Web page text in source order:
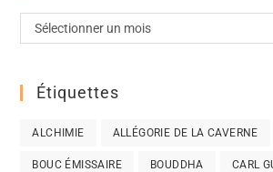
Sélectionner un mois
Étiquettes
ALCHIMIE ALLÉGORIE DE LA CAVERNE
BOUC ÉMISSAIRE BOUDDHA CARL